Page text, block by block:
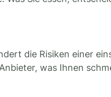
die Risiken einer
was Ihnen